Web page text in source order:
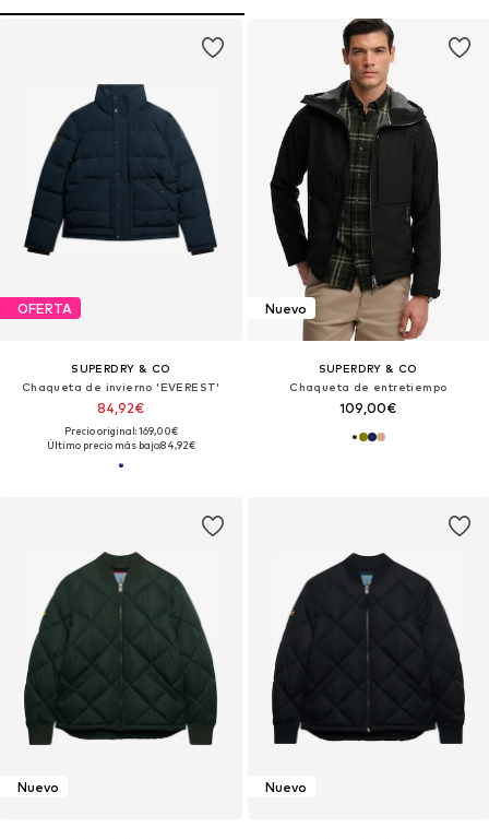
OFERTA
SUPERDRY & CO
Chaqueta de invierno 'EVEREST'
84,92€
Precio original: 169,00€
Último precio más bajo:84,92€
Nuevo
SUPERDRY & CO
Chaqueta de entretiempo
109,00€
Nuevo Nuevo